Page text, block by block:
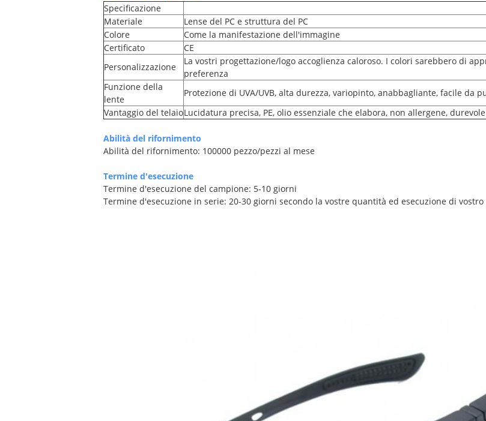
Specificazione
Materiale
Lense del PC e struttura del PC
Colore
Come la manifestazione dell'immagine
Certificato
CE
Personalizzazione
La vostri progettazione/logo accoglienza caloroso. I colori sarebbero di
preferenza
Funzione della
lente
Protezione di UVA/UVB, alta durezza, variopinto, anabbagliante, facile da
Vantaggio del telaioLucidatura precisa, PE, olio essenziale che elabora, non allergene,
Abilità del rifornimento
Abilità del rifornimento: 100000 pezzo/pezzi al mese
Termine d'esecuzione
Termine d'esecuzione del campione: 5-10 giorni
Termine d'esecuzione in serie: 20-30 giorni secondo la vostre quantità ed esecuzione di